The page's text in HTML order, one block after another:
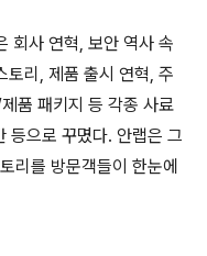
회사 연혁, 보안 역사 속
토리 , 제품 출시 연혁, 주
제품 패키지 등 각종 사료
등으로 꾸몄다. 안랩은 그
리를 방문객들이 한눈에